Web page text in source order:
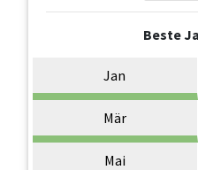
Beste
Jan
Mär
Mai